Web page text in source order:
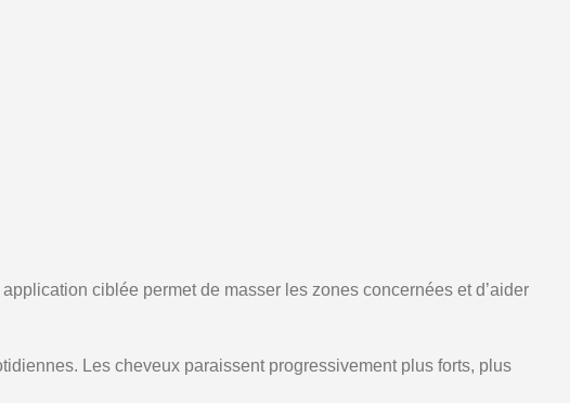
ciblée permet de masser les zones concernées et d’aider
Les cheveux paraissent progressivement plus forts, plus